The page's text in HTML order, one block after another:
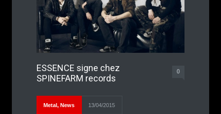
ESSENCE signe chez
SPINEFARM records
0
Metal , News 13/04/2015